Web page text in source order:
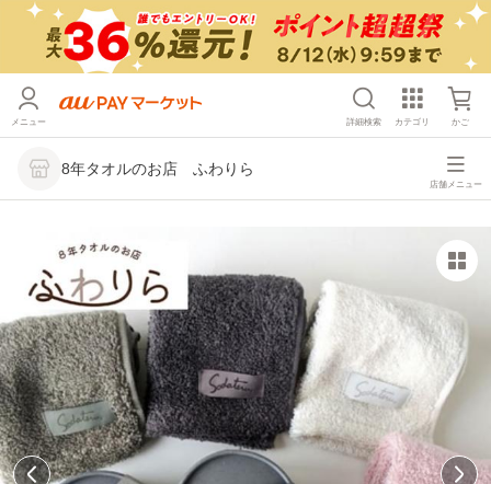
メニュー 詳細検索 カテゴリ かご
8年タオルのお店 ふわりら
店舗メニュー